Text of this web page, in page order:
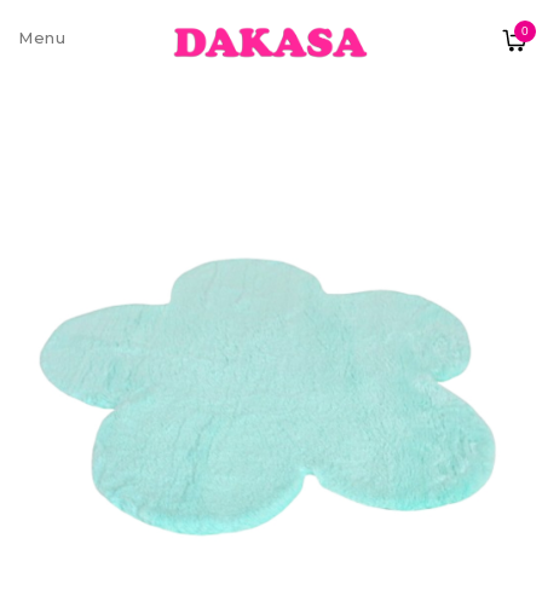
0
Sobre nós
Pagamentos e Envios
Termos e condições